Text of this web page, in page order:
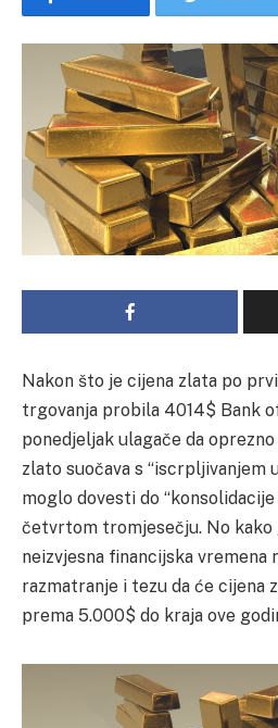
Nakon što je cijena zlata po
trgovanja probila 4014$ Bank
ponedjeljak ulagače da
zlato suočava s “iscrpljivanjem
moglo dovesti do
četvrtom tromjesečju. No kako
neizvjesna financijska vremena
razmatranje i tezu da će cijena
prema 5.000$ do kraja ove